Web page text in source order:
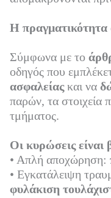
Η πραγματικότητα
Σύμφωνα με το
οδηγός που
ασφαλείαςκαι να
παρών, τα στοιχεία
τμήματος.
Οι κυρώσεις είναι
• Απλή αποχώρηση:
• Εγκατάλειψη
φυλάκιση